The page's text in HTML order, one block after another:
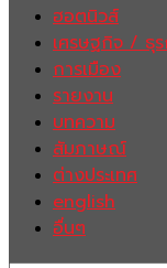
ฮอตนิวส์
เศรษฐกิจ / ธุ
การเมือง
รายงาน
บทความ
สัมภาษณ์
ต่างประเทศ
english
อื่นๆ